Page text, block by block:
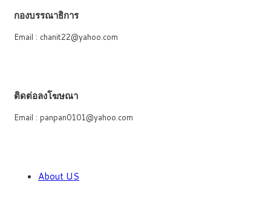
กองบรรณาธิการ
Email : chanit22@yahoo.com
ติดต่อลงโฆษณา
Email : panpan0101@yahoo.com
About US